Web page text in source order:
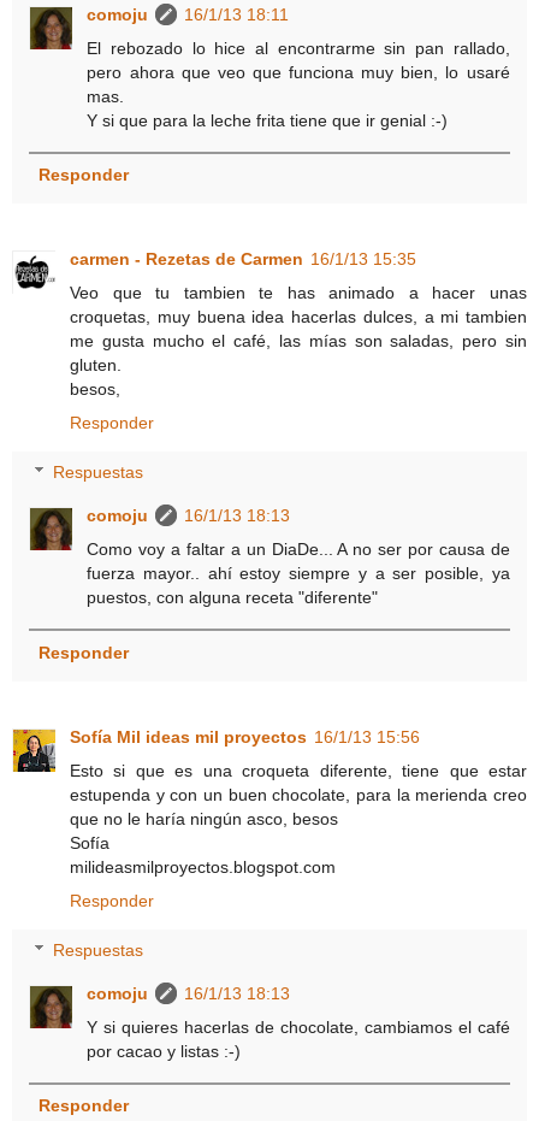
comoju
16/1/13 18:11
El rebozado lo hice al encontrarme sin pan rallado,
pero ahora que veo que funciona muy bien, lo usaré
mas.
Y si que para la leche frita tiene que ir genial :-)
Responder
carmen - Rezetas de Carmen 16/1/13 15:35
Veo que tu tambien te has animado a hacer unas
croquetas, muy buena idea hacerlas dulces, a mi tambien
me gusta mucho el café, las mías son saladas, pero sin
gluten.
besos,
Responder
Respuestas
comoju
16/1/13 18:13
Como voy a faltar a un DiaDe... A no ser por causa de
fuerza mayor.. ahí estoy siempre y a ser posible, ya
puestos, con alguna receta "diferente"
Responder
Sofía Mil ideas mil proyectos 16/1/13 15:56
Esto si que es una croqueta diferente, tiene que estar
estupenda y con un buen chocolate, para la merienda creo
que no le haría ningún asco, besos
Sofía
milideasmilproyectos.blogspot.com
Responder
Respuestas
comoju
16/1/13 18:13
Y si quieres hacerlas de chocolate, cambiamos el café
por cacao y listas :-)
Responder